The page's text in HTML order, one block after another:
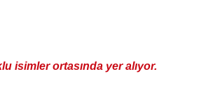
isimler ortasında yer alıyor.